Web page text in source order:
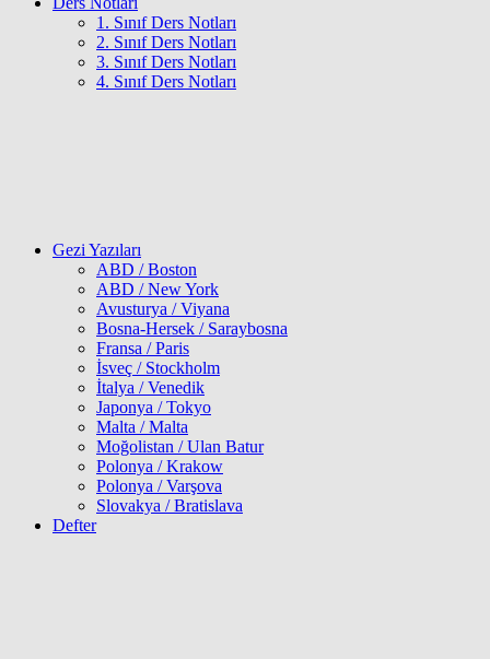
1. Sınıf Ders Notları
2. Sınıf Ders Notları
3. Sınıf Ders Notları
4. Sınıf Ders Notları
Gezi Yazıları
ABD / Boston
ABD / New York
Avusturya / Viyana
Bosna-Hersek / Saraybosna
Fransa / Paris
İsveç / Stockholm
İtalya / Venedik
Japonya / Tokyo
Malta / Malta
Moğolistan / Ulan Batur
Polonya / Krakow
Polonya / Varşova
Slovakya / Bratislava
Defter